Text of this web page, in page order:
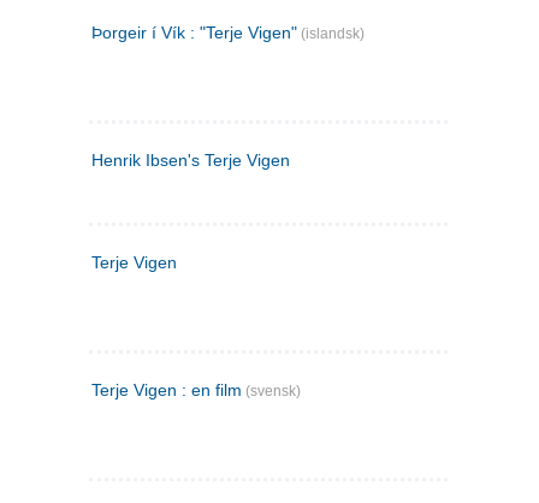
Þorgeir í Vík : "Terje Vigen" (islandsk)
Henrik Ibsen's Terje Vigen
Terje Vigen
Terje Vigen : en film (svensk)